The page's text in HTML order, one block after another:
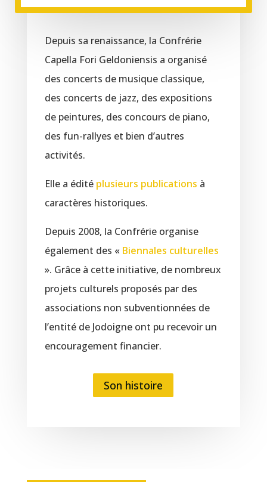
Depuis sa renaissance, la Confrérie
Capella Fori Geldoniensis a organisé
des concerts de musique classique,
des concerts de jazz, des expositions
de peintures, des concours de piano,
des fun-rallyes et bien d’autres
activités.
Elle a édité plusieurs publications à
caractères historiques.
Depuis 2008, la Confrérie organise
également des « Biennales culturelles
». Grâce à cette initiative, de nombreux
projets culturels proposés par des
associations non subventionnées de
l’entité de Jodoigne ont pu recevoir un
encouragement financier.
Son histoire